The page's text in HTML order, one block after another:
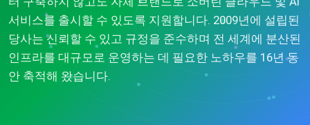
서비스를 출시할 수 있도록 지원합니다. 2009년에 설립된
당사는 신뢰할 수 있고 규정을 준수하며 전 세계에 분산된
인프라를 대규모로 운영하는 데 필요한 노하우를 16년 동
안 축적해 왔습니다.